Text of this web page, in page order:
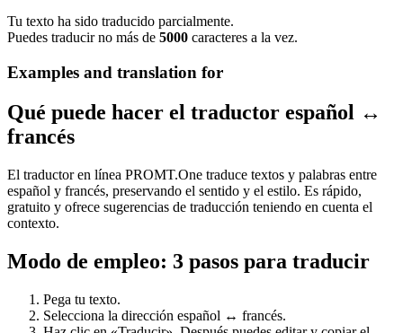
Tu texto ha sido traducido parcialmente.
Puedes traducir no más de 5000 caracteres a la vez.
Examples and translation for
Qué puede hacer el traductor español ↔
francés
El traductor en línea PROMT.One traduce textos y palabras entre
español y francés, preservando el sentido y el estilo. Es rápido,
gratuito y ofrece sugerencias de traducción teniendo en cuenta el
contexto.
Modo de empleo: 3 pasos para traducir
Pega tu texto.
Selecciona la dirección español ↔ francés.